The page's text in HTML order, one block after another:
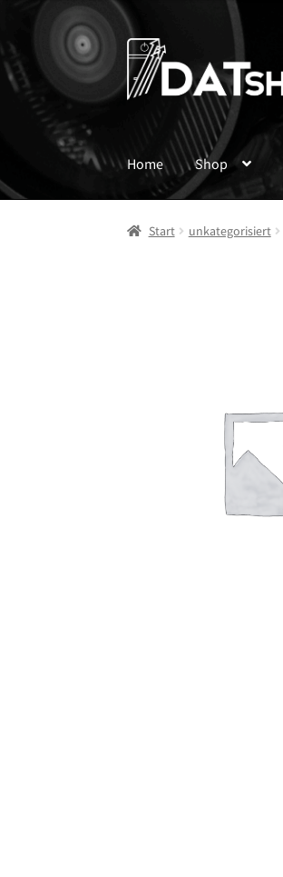
Zur
Navigation
springen
Zum
Inhalt
springen
Home Shop
Start unkategorisiert